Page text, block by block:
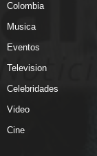
Colombia
Musica
Eventos
Television
Celebridades
Video
Cine